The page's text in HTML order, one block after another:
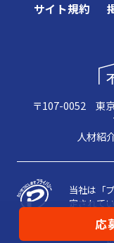
応
サイト規約
〒107-0052 東
人材紹
当社は「
定されて